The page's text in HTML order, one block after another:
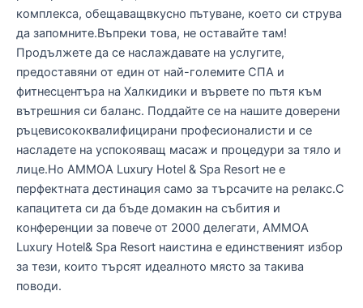
комплекса, обещаващвкусно пътуване, което си струва
да запомните.Въпреки това, не оставайте там!
Продължете да се наслаждавате на услугите,
предоставяни от един от най-големите СПА и
фитнесцентъра на Халкидики и вървете по пътя към
вътрешния си баланс. Поддайте се на нашите доверени
ръцевисококвалифицирани професионалисти и се
насладете на успокояващ масаж и процедури за тяло и
лице.Но AMMOA Luxury Hotel & Spa Resort не е
перфектната дестинация само за търсачите на релакс.С
капацитета си да бъде домакин на събития и
конференции за повече от 2000 делегати, AMMOA
Luxury Hotel& Spa Resort наистина е единственият избор
за тези, които търсят идеалното място за такива
поводи.